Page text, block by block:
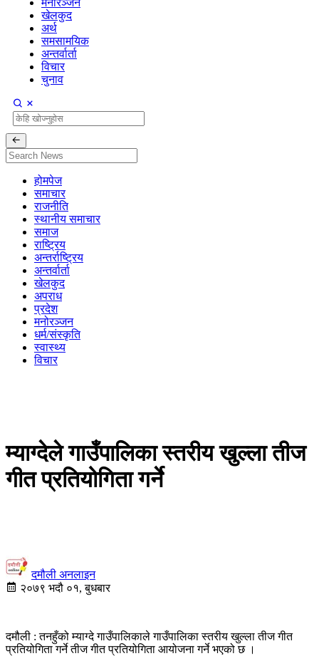
मनोरञ्जन
खेलकुद
अर्थ
समसामयिक
अन्तर्वार्ता
विचार
चुनाव
होमपेज
समाचार
राजनीति
स्थानीय समाचार
समाज
राष्ट्रिय
अन्तर्राष्ट्रिय
अन्तर्वार्ता
खेलकुद
अपराध
प्रदेश
मनोरञ्जन
धर्म/संस्कृति
स्वास्थ्य
विचार
म्याग्देले गाउँपालिका स्तरीय खुल्ला तीज
गीत प्रतियोगिता गर्ने
दमौली अनलाइन
२०७९ भदौ ०१, बुधबार
दमौली : तनहुँको म्याग्दे गाउँपालिकाले गाउँपालिका स्तरीय खुल्ला तीज गीत
प्रतियोगिता गर्ने तीज गीत प्रतियोगिता आयोजना गर्ने भएको छ ।